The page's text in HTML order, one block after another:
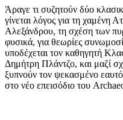
Άραγε τι συζητούν δύο
γίνεται λόγος για τη χαμένη
Αλεξάνδρου, τη σχέση των
φυσικά, για θεωρίες
υποδέχεται τον καθηγητή
Δημήτρη Πλάντζο, και μαζί
ξυπνούν τον ψεκασμένο
στο νέο επεισόδιο του